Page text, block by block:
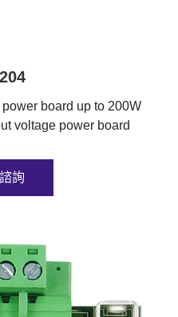
board up to 200W
voltage power board
詢